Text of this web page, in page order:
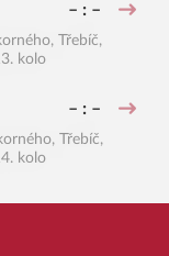
– : –
Třebíč,
kolo
– : –
Třebíč,
kolo